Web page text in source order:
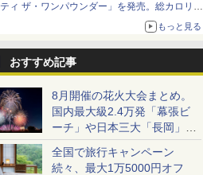
ティ ザ・ワンパウンダー」を発売。総カロリー
もっと見る
おすすめ記事
8月開催の花火大会まとめ。
国内最大級2.4万発「幕張ビ
ーチ」や日本三大「長岡」な
ど大型イベント目白押し！
全国で旅行キャンペーン
続々、最大1万5000円オフ